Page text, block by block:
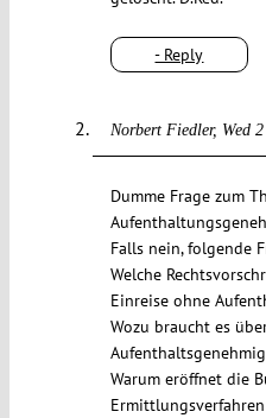
- Reply
Norbert Fiedler Wed
Dumme Frage zum
Falls nein, folgende
Welche
Einreise ohne
Wozu braucht es
Warum eröffnet die